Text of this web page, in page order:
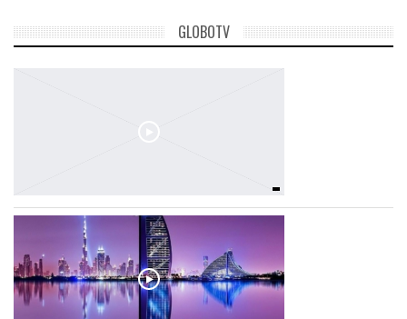
GLOBOTV